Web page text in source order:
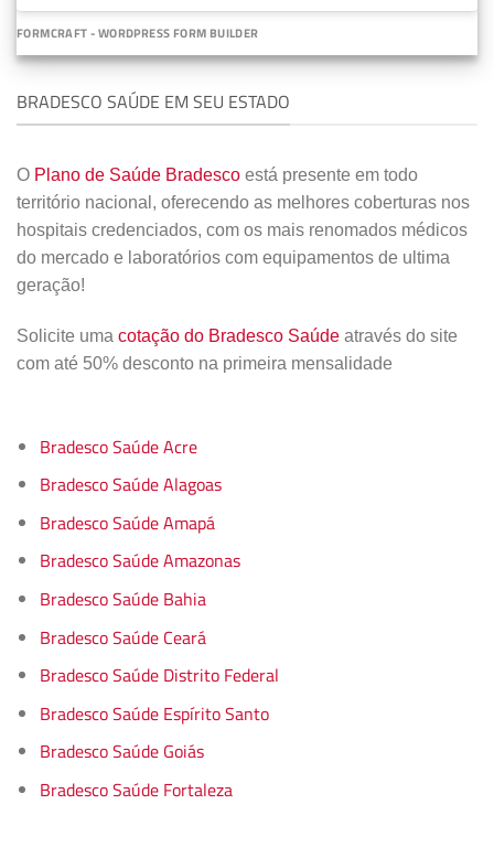
FORMCRAFT - WORDPRESS FORM BUILDER
BRADESCO SAÚDE EM SEU ESTADO
O Plano de Saúde Bradesco está presente em todo
território nacional, oferecendo as melhores coberturas nos
hospitais credenciados, com os mais renomados médicos
do mercado e laboratórios com equipamentos de ultima
geração!
Solicite uma cotação do Bradesco Saúde através do site
com até 50% desconto na primeira mensalidade
Bradesco Saúde Acre
Bradesco Saúde Alagoas
Bradesco Saúde Amapá
Bradesco Saúde Amazonas
Bradesco Saúde Bahia
Bradesco Saúde Ceará
Bradesco Saúde Distrito Federal
Bradesco Saúde Espírito Santo
Bradesco Saúde Goiás
Bradesco Saúde Fortaleza